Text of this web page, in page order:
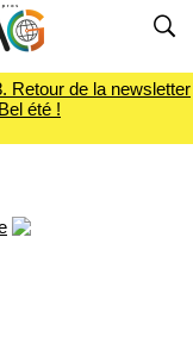
Retour de la newsletter
été !